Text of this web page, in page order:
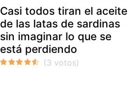
Casi todos tiran el aceite
de las latas de sardinas
sin imaginar lo que se
está perdiendo